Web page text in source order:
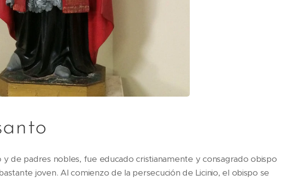
y de padres nobles, fue educado cristianamente y consagrado obispo
joven. Al comienzo de la persecución de Licinio, el obispo se